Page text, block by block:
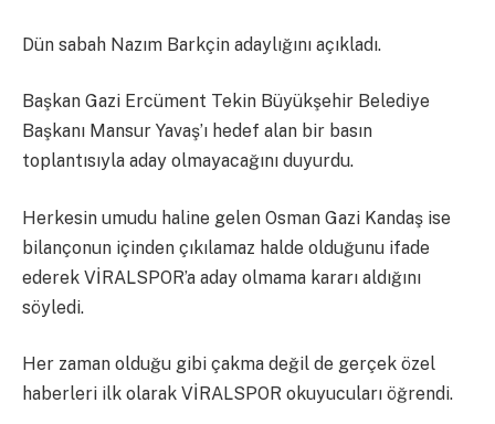
Dün sabah Nazım Barkçin adaylığını açıkladı.
Başkan Gazi Ercüment Tekin Büyükşehir Belediye
Başkanı Mansur Yavaş’ı hedef alan bir basın
toplantısıyla aday olmayacağını duyurdu.
Herkesin umudu haline gelen Osman Gazi Kandaş ise
bilançonun içinden çıkılamaz halde olduğunu ifade
ederek VİRALSPOR’a aday olmama kararı aldığını
söyledi.
Her zaman olduğu gibi çakma değil de gerçek özel
haberleri ilk olarak VİRALSPOR okuyucuları öğrendi.